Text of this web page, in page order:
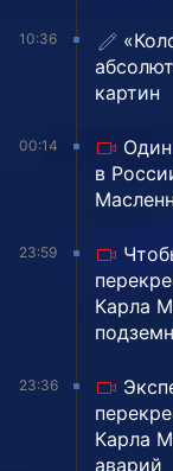
10:36
картин
00:14
в
23:59
Карла
23:36
Карла
аварий